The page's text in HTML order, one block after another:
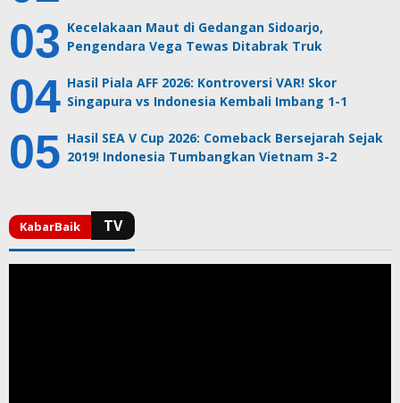
Kecelakaan Maut di Gedangan Sidoarjo,
Pengendara Vega Tewas Ditabrak Truk
Hasil Piala AFF 2026: Kontroversi VAR! Skor
Singapura vs Indonesia Kembali Imbang 1-1
Hasil SEA V Cup 2026: Comeback Bersejarah Sejak
2019! Indonesia Tumbangkan Vietnam 3-2